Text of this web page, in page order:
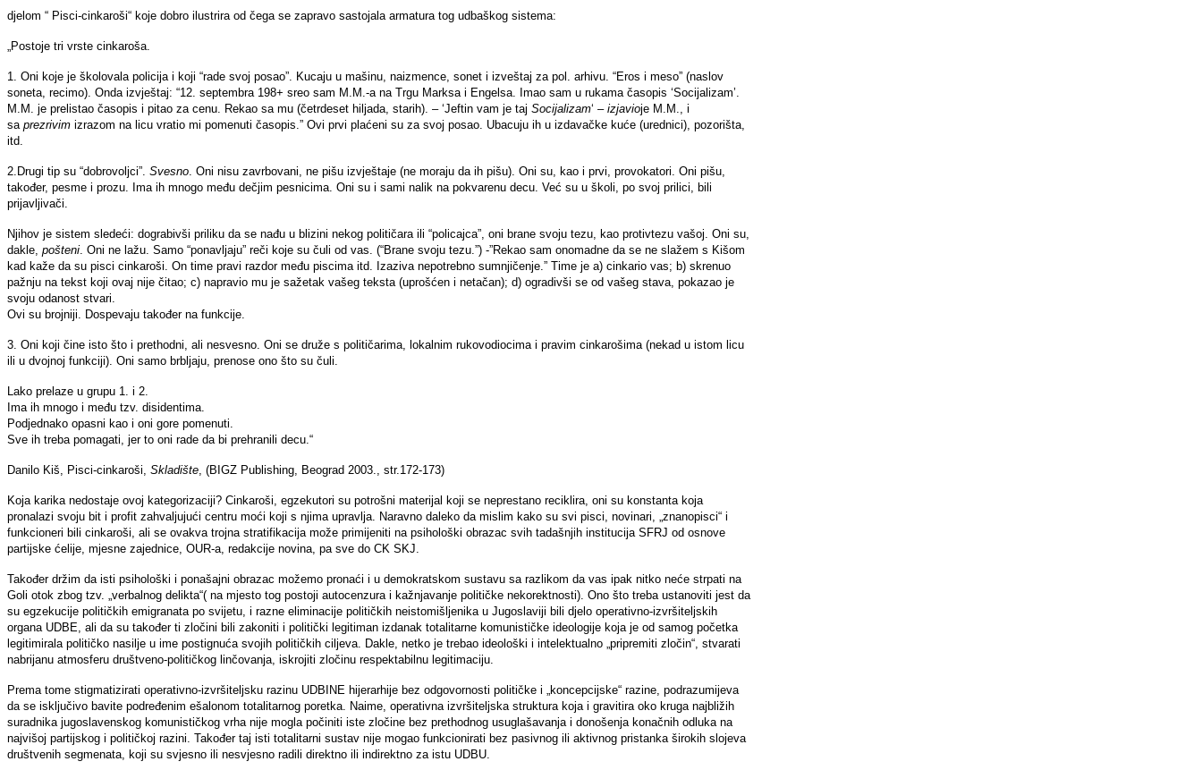
djelom “ Pisci-cinkaroši“ koje dobro ilustrira od čega se zapravo sastojala armatura tog udbaškog sistema:
„Postoje tri vrste cinkaroša.
1. Oni koje je školovala policija i koji “rade svoj posao”. Kucaju u mašinu, naizmence, sonet i izveštaj za pol. arhivu. “Eros i meso” (naslov
soneta, recimo). Onda izvještaj: “12. septembra 198+ sreo sam M.M.-a na Trgu Marksa i Engelsa. Imao sam u rukama časopis ‘Socijalizam’.
M.M. je prelistao časopis i pitao za cenu. Rekao sa mu (četrdeset hiljada, starih). – ‘Jeftin vam je taj Socijalizam‘ – izjavioje M.M., i
sa prezrivim izrazom na licu vratio mi pomenuti časopis.” Ovi prvi plaćeni su za svoj posao. Ubacuju ih u izdavačke kuće (urednici), pozorišta,
itd.
2.Drugi tip su “dobrovoljci”. Svesno . Oni nisu zavrbovani, ne pišu izvještaje (ne moraju da ih pišu). Oni su, kao i prvi, provokatori. Oni pišu,
također, pesme i prozu. Ima ih mnogo među dečjim pesnicima. Oni su i sami nalik na pokvarenu decu. Već su u školi, po svoj prilici, bili
prijavljivači.
Njihov je sistem sledeći: dograbivši priliku da se nađu u blizini nekog političara ili “policajca”, oni brane svoju tezu, kao protivtezu vašoj. Oni su,
dakle, pošteni . Oni ne lažu. Samo “ponavljaju” reči koje su čuli od vas. (“Brane svoju tezu.”) -”Rekao sam onomadne da se ne slažem s Kišom
kad kaže da su pisci cinkaroši. On time pravi razdor među piscima itd. Izaziva nepotrebno sumnjičenje.” Time je a) cinkario vas; b) skrenuo
pažnju na tekst koji ovaj nije čitao; c) napravio mu je sažetak vašeg teksta (uprošćen i netačan); d) ogradivši se od vašeg stava, pokazao je
svoju odanost stvari.
Ovi su brojniji. Dospevaju također na funkcije.
3. Oni koji čine isto što i prethodni, ali nesvesno. Oni se druže s političarima, lokalnim rukovodiocima i pravim cinkarošima (nekad u istom licu
ili u dvojnoj funkciji). Oni samo brbljaju, prenose ono što su čuli.
Lako prelaze u grupu 1. i 2.
Ima ih mnogo i među tzv. disidentima.
Podjednako opasni kao i oni gore pomenuti.
Sve ih treba pomagati, jer to oni rade da bi prehranili decu.“
Danilo Kiš, Pisci-cinkaroši, Skladište , (BIGZ Publishing, Beograd 2003., str.172-173)
Koja karika nedostaje ovoj kategorizaciji? Cinkaroši, egzekutori su potrošni materijal koji se neprestano reciklira, oni su konstanta koja
pronalazi svoju bit i profit zahvaljujući centru moći koji s njima upravlja. Naravno daleko da mislim kako su svi pisci, novinari, „znanopisci“ i
funkcioneri bili cinkaroši, ali se ovakva trojna stratifikacija može primijeniti na psihološki obrazac svih tadašnjih institucija SFRJ od osnove
partijske ćelije, mjesne zajednice, OUR-a, redakcije novina, pa sve do CK SKJ.
Također držim da isti psihološki i ponašajni obrazac možemo pronaći i u demokratskom sustavu sa razlikom da vas ipak nitko neće strpati na
Goli otok zbog tzv. „verbalnog delikta“( na mjesto tog postoji autocenzura i kažnjavanje političke nekorektnosti). Ono što treba ustanoviti jest da
su egzekucije političkih emigranata po svijetu, i razne eliminacije političkih neistomišljenika u Jugoslaviji bili djelo operativno-izvršiteljskih
organa UDBE, ali da su također ti zločini bili zakoniti i politički legitiman izdanak totalitarne komunističke ideologije koja je od samog početka
legitimirala političko nasilje u ime postignuća svojih političkih ciljeva. Dakle, netko je trebao ideološki i intelektualno „pripremiti zločin“, stvarati
nabrijanu atmosferu društveno-političkog linčovanja, iskrojiti zločinu respektabilnu legitimaciju.
Prema tome stigmatizirati operativno-izvršiteljsku razinu UDBINE hijerarhije bez odgovornosti političke i „koncepcijske“ razine, podrazumijeva
da se isključivo bavite podređenim ešalonom totalitarnog poretka. Naime, operativna izvršiteljska struktura koja i gravitira oko kruga najbližih
suradnika jugoslavenskog komunističkog vrha nije mogla počiniti iste zločine bez prethodnog usuglašavanja i donošenja konačnih odluka na
najvišoj partijskog i političkoj razini. Također taj isti totalitarni sustav nije mogao funkcionirati bez pasivnog ili aktivnog pristanka širokih slojeva
društvenih segmenata, koji su svjesno ili nesvjesno radili direktno ili indirektno za istu UDBU.